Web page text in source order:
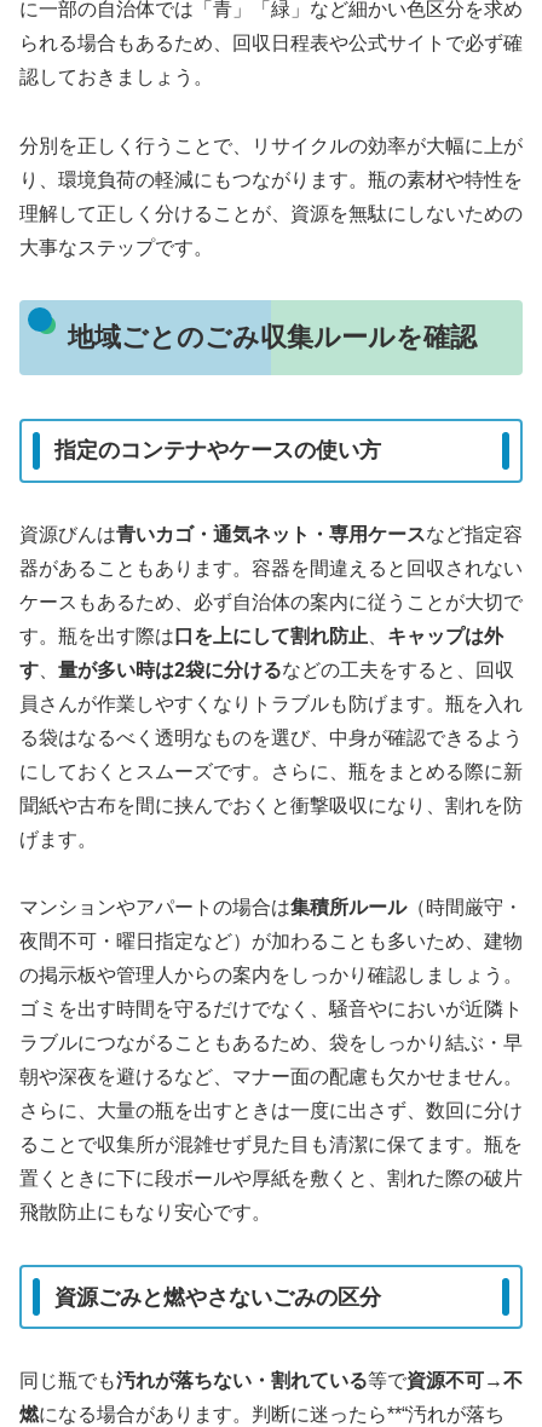
に一部の自治体では「青」「緑」など細かい色区分を求め
られる場合もあるため、回収日程表や公式サイトで必ず確
認しておきましょう。
分別を正しく行うことで、リサイクルの効率が大幅に上が
り、環境負荷の軽減にもつながります。瓶の素材や特性を
理解して正しく分けることが、資源を無駄にしないための
大事なステップです。
地域ごとのごみ収集ルールを確認
指定のコンテナやケースの使い方
資源びんは青いカゴ・通気ネット・専用ケースなど指定容
器があることもあります。容器を間違えると回収されない
ケースもあるため、必ず自治体の案内に従うことが大切で
す。瓶を出す際は 口を上にして割れ防止
キャップは外
す
量が多い時は2袋に分けるなどの工夫をすると、回収
員さんが作業しやすくなりトラブルも防げます。瓶を入れ
る袋はなるべく透明なものを選び、中身が確認できるよう
にしておくとスムーズです。さらに、瓶をまとめる際に新
聞紙や古布を間に挟んでおくと衝撃吸収になり、割れを防
げます。
マンションやアパートの場合は集積所ルール（時間厳守・
夜間不可・曜日指定など）が加わることも多いため、建物
の掲示板や管理人からの案内をしっかり確認しましょう。
ゴミを出す時間を守るだけでなく、騒音やにおいが近隣ト
ラブルにつながることもあるため、袋をしっかり結ぶ・早
朝や深夜を避けるなど、マナー面の配慮も欠かせません。
さらに、大量の瓶を出すときは一度に出さず、数回に分け
ることで収集所が混雑せず見た目も清潔に保てます。瓶を
置くときに下に段ボールや厚紙を敷くと、割れた際の破片
飛散防止にもなり安心です。
資源ごみと燃やさないごみの区分
同じ瓶でも汚れが落ちない・割れている等で資源不可→不
燃になる場合があります。判断に迷ったら**“汚れが落ち